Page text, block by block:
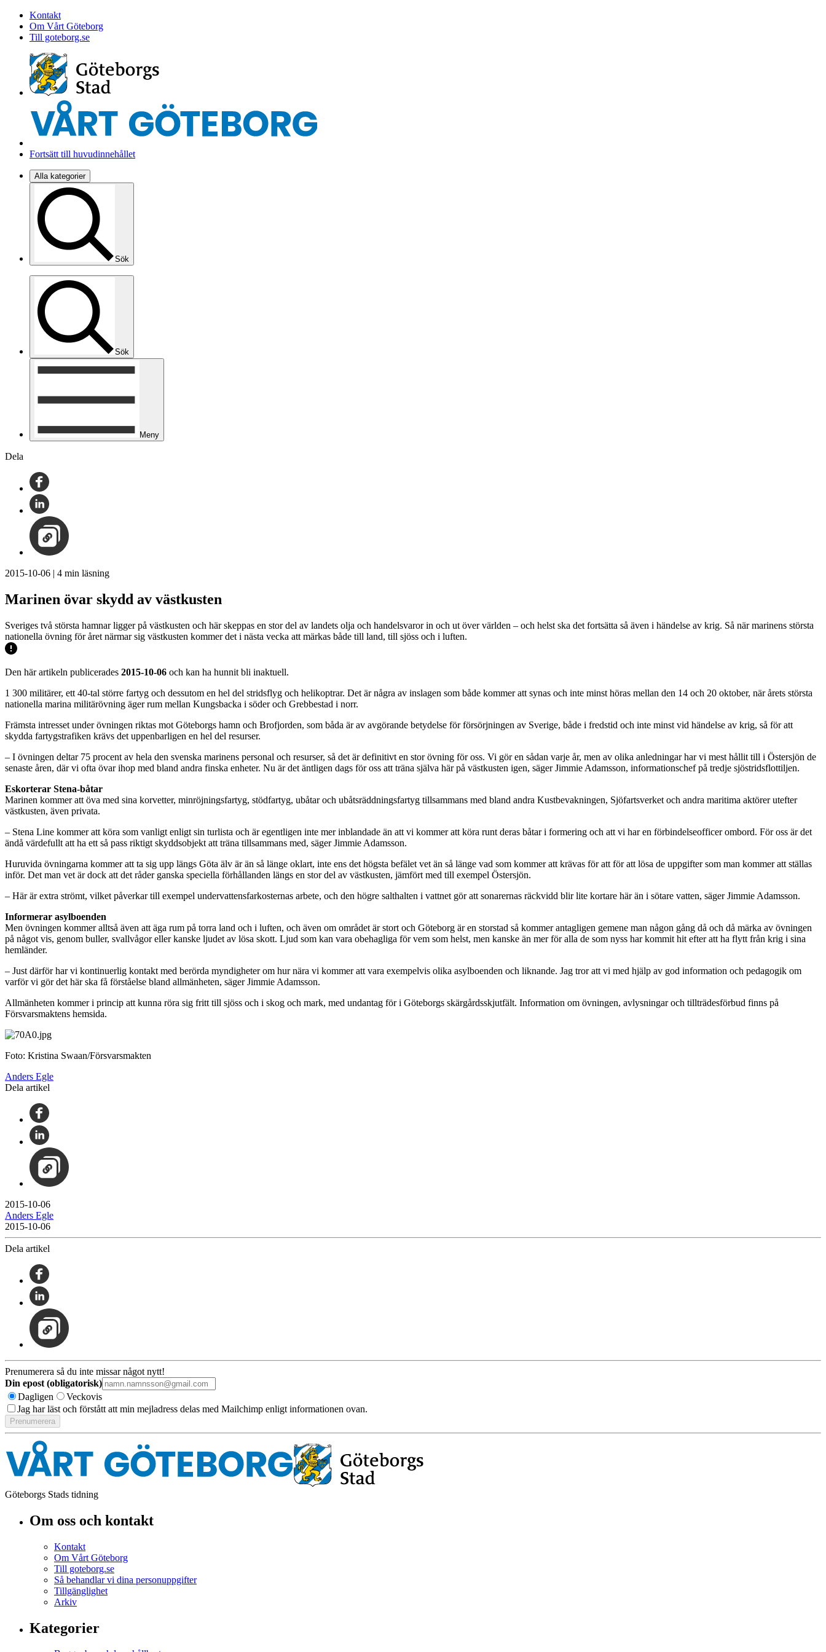
Kontakt
Om Vårt Göteborg
Till goteborg.se
Fortsätt till huvudinnehållet
Alla kategorier
Sök
Sök
Meny
Dela
2015-10-06 | 4 min läsning
Marinen övar skydd av västkusten
Sveriges två största hamnar ligger på västkusten och här skeppas en stor del av landets olja och handelsvaror in och ut över världen – och helst ska det fortsätta så även i händelse av krig. Så när marinens största
nationella övning för året närmar sig västkusten kommer det i nästa vecka att märkas både till land, till sjöss och i luften.
Den här artikeln publicerades 2015-10-06 och kan ha hunnit bli inaktuell.
1 300 militärer, ett 40-tal större fartyg och dessutom en hel del stridsflyg och helikoptrar. Det är några av inslagen som både kommer att synas och inte minst höras mellan den 14 och 20 oktober, när årets största
nationella marina militärövning äger rum mellan Kungsbacka i söder och Grebbestad i norr.
Främsta intresset under övningen riktas mot Göteborgs hamn och Brofjorden, som båda är av avgörande betydelse för försörjningen av Sverige, både i fredstid och inte minst vid händelse av krig, så för att
skydda fartygstrafiken krävs det uppenbarligen en hel del resurser.
– I övningen deltar 75 procent av hela den svenska marinens personal och resurser, så det är definitivt en stor övning för oss. Vi gör en sådan varje år, men av olika anledningar har vi mest hållit till i Östersjön de
senaste åren, där vi ofta övar ihop med bland andra finska enheter. Nu är det äntligen dags för oss att träna själva här på västkusten igen, säger Jimmie Adamsson, informationschef på tredje sjöstridsflottiljen.
Eskorterar Stena-båtar
Marinen kommer att öva med sina korvetter, minröjningsfartyg, stödfartyg, ubåtar och ubåtsräddningsfartyg tillsammans med bland andra Kustbevakningen, Sjöfartsverket och andra maritima aktörer utefter
västkusten, även privata.
– Stena Line kommer att köra som vanligt enligt sin turlista och är egentligen inte mer inblandade än att vi kommer att köra runt deras båtar i formering och att vi har en förbindelseofficer ombord. För oss är det
ändå värdefullt att ha ett så pass riktigt skyddsobjekt att träna tillsammans med, säger Jimmie Adamsson.
Huruvida övningarna kommer att ta sig upp längs Göta älv är än så länge oklart, inte ens det högsta befälet vet än så länge vad som kommer att krävas för att för att lösa de uppgifter som man kommer att ställas
inför. Det man vet är dock att det råder ganska speciella förhållanden längs en stor del av västkusten, jämfört med till exempel Östersjön.
– Här är extra strömt, vilket påverkar till exempel undervattensfarkosternas arbete, och den högre salthalten i vattnet gör att sonarernas räckvidd blir lite kortare här än i sötare vatten, säger Jimmie Adamsson.
Informerar asylboenden
Men övningen kommer alltså även att äga rum på torra land och i luften, och även om området är stort och Göteborg är en storstad så kommer antagligen gemene man någon gång då och då märka av övningen
på något vis, genom buller, svallvågor eller kanske ljudet av lösa skott. Ljud som kan vara obehagliga för vem som helst, men kanske än mer för alla de som nyss har kommit hit efter att ha flytt från krig i sina
hemländer.
– Just därför har vi kontinuerlig kontakt med berörda myndigheter om hur nära vi kommer att vara exempelvis olika asylboenden och liknande. Jag tror att vi med hjälp av god information och pedagogik om
varför vi gör det här ska få förståelse bland allmänheten, säger Jimmie Adamsson.
Allmänheten kommer i princip att kunna röra sig fritt till sjöss och i skog och mark, med undantag för i Göteborgs skärgårdsskjutfält. Information om övningen, avlysningar och tillträdesförbud finns på
Försvarsmaktens hemsida.
Foto: Kristina Swaan/Försvarsmakten
Anders Egle
Dela artikel
2015-10-06
Anders Egle
2015-10-06
Dela artikel
Prenumerera så du inte missar något nytt!
Din epost (obligatorisk)
Dagligen
Veckovis
Jag har läst och förstått att min mejladress delas med Mailchimp enligt informationen ovan.
Göteborgs Stads tidning
Om oss och kontakt
Kontakt
Om Vårt Göteborg
Till goteborg.se
Så behandlar vi dina personuppgifter
Tillgänglighet
Arkiv
Kategorier